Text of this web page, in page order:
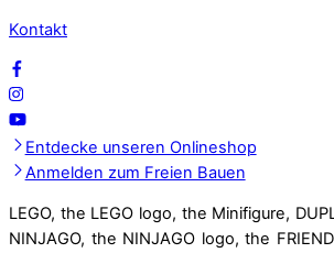
Kontakt
Entdecke unseren Onlineshop
Anmelden zum Freien Bauen
LEGO, the LEGO logo, the Minifigure,
NINJAGO, the NINJAGO logo, the